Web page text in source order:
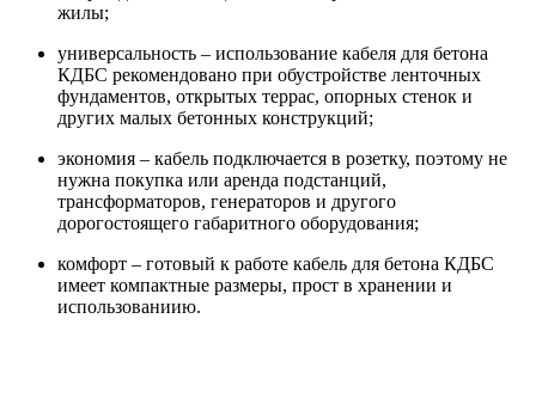
жилы;
универсальность – использование кабеля для бетона
КДБС рекомендовано при обустройстве ленточных
фундаментов, открытых террас, опорных стенок и
других малых бетонных конструкций;
экономия – кабель подключается в розетку, поэтому не
нужна покупка или аренда подстанций,
трансформаторов, генераторов и другого
дорогостоящего габаритного оборудования;
комфорт – готовый к работе кабель для бетона КДБС
имеет компактные размеры, прост в хранении и
использованиию.